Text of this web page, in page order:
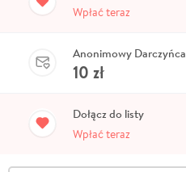
Wpłać teraz
Anonimowy Darczyńca
10 zł
Dołącz do listy
Wpłać teraz